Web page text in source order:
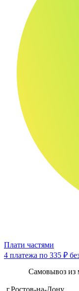
Плати частями
4 платежа по 335 ₽
Самовывоз из
г.Ростов-на-Дону